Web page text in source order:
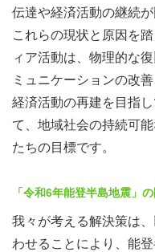
伝達や経済活動の継続が
これらの現状と原因を
ィア活動は、物理的な
ミュニケーションの改
経済活動の再建を目指
て、地域社会の持続可
たちの目標です。
「令和6年能登半島地震」
我々が考える解決策は
わせることにより、能